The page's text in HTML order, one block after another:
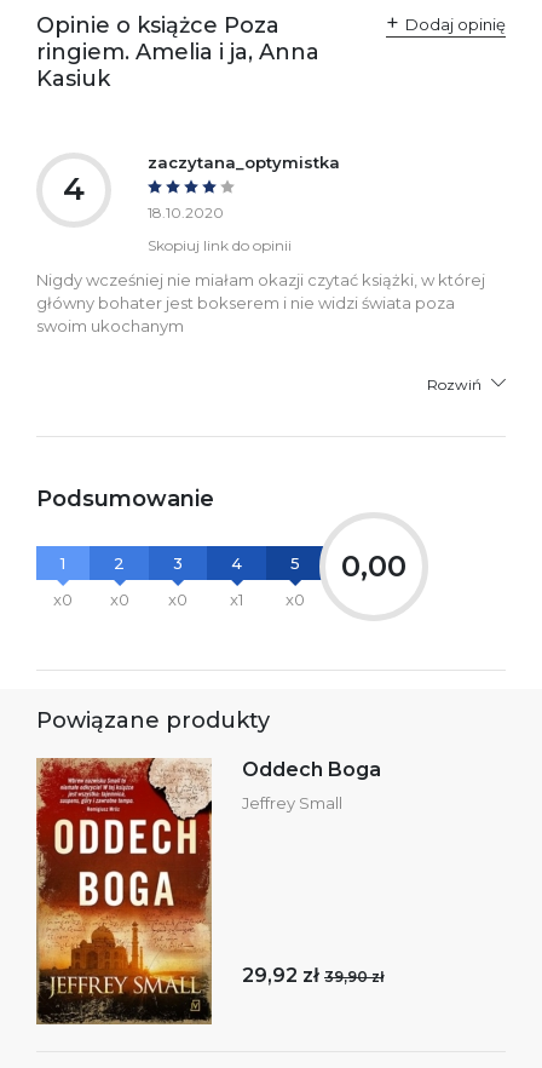
odpowiedzialne za
zgodność produktu z
przepisami:
ul. Fredry 8
61-701 Poznań
Ostrzeżenia oraz
informacje dotyczące
bezpieczeństwa:
Załącznik PDF
Opinie o książce Poza
ringiem. Amelia i ja, Anna
Kasiuk
Dodaj opinię
4
zaczytana_optymistka
18.10.2020
Skopiuj link do opinii
Nigdy wcześniej nie miałam okazji czytać książki, w której
główny bohater jest bokserem i nie widzi świata poza
swoim ukochanym
Rozwiń
Podsumowanie
1
x0
2
x0
3
x0
4
x1
5
x0
0,00
Powiązane produkty
Oddech Boga
Jeffrey Small
29,92 zł 39,90 zł